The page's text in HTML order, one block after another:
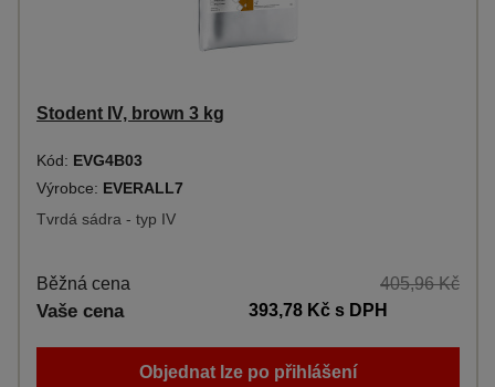
Stodent IV, brown 3 kg
Kód: EVG4B03
Výrobce: EVERALL7
Tvrdá sádra - typ IV
Běžná cena 405,96 Kč
Vaše cena 393,78 Kčs DPH
Objednat lze po přihlášení